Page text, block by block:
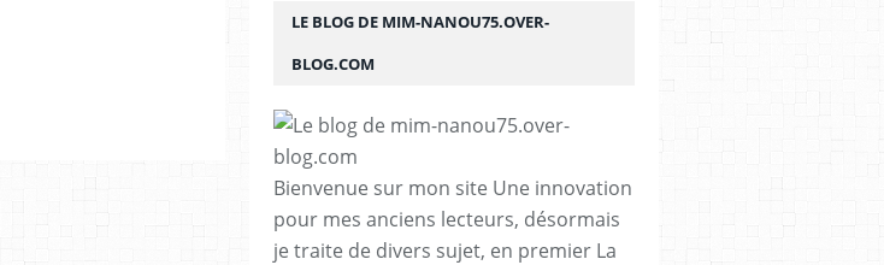
LE BLOG DE MIM-NANOU75.OVER-
BLOG.COM
Bienvenue sur mon site Une innovation
pour mes anciens lecteurs, désormais
je traite de divers sujet, en premier La